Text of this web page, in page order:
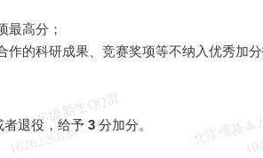
最高分；
的科研成果、竞赛奖项等不纳入优秀加
者退役，给予 3 分加分。
维
8